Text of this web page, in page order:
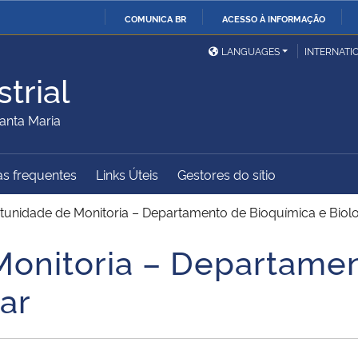
COMUNICA BR ACESSO À INFORMAÇÃO
Ministério da Defesa
Ministério das Relações
Exteriores
Ministério da Cidadania
Ministério do
Desenvolvimento Regional
Controladoria-Geral da
Advocacia-Geral da União Banco Central do Brasil
LANGUAGES
Maria
frequentes Links Úteis Gestores do sítio
de Monitoria – Departamento de Bioquímica e
–